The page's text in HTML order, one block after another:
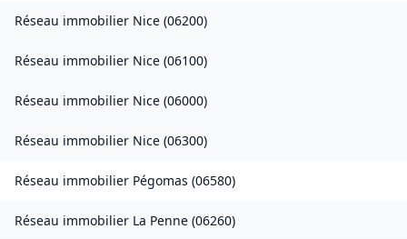
Réseau immobilier Nice (06200)
Réseau immobilier Nice (06100)
Réseau immobilier Nice (06000)
Réseau immobilier Nice (06300)
Réseau immobilier Pégomas (06580)
Réseau immobilier La Penne (06260)